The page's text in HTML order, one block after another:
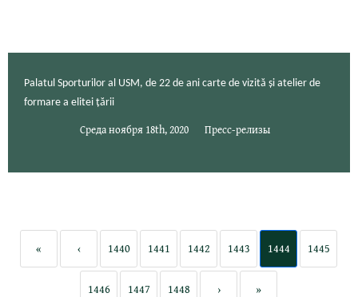
Palatul Sporturilor al USM, de 22 de ani carte de vizită și atelier de
formare a elitei țării
Среда ноября 18th, 2020 Пресс-релизы
« ‹ 1440 1441 1442 1443 1444 1445
1446 1447 1448 › »